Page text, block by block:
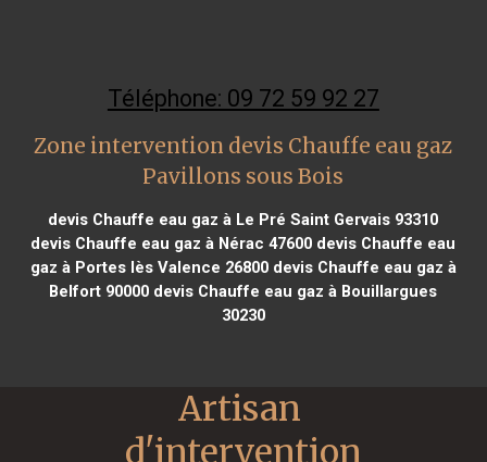
Téléphone: 09 72 59 92 27
Zone intervention devis Chauffe eau gaz
Pavillons sous Bois
devis Chauffe eau gaz à Le Pré Saint Gervais 93310
devis Chauffe eau gaz à Nérac 47600 devis Chauffe eau
gaz à Portes lès Valence 26800devis Chauffe eau gaz à
Belfort 90000 devis Chauffe eau gaz à Bouillargues
30230
Artisan
d'intervention